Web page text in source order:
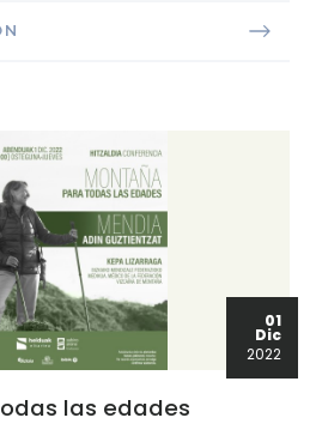
01
Dic
2022
las edades